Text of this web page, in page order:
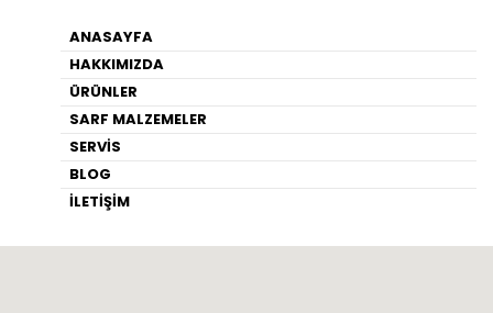
ANASAYFA
HAKKIMIZDA
ÜRÜNLER
SARF MALZEMELER
SERVİS
BLOG
İLETİŞİM
Yapabilirsiniz
Anasayfa